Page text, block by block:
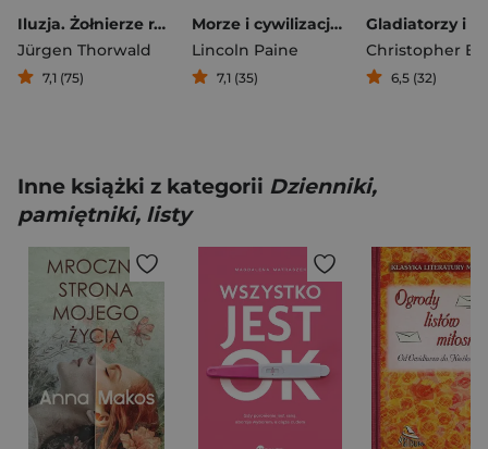
Iluzja. Żołnierze radzieccy w armii Hitlera
Jürgen Thorwald
7,1 (75)
Morze i cywilizacja Morskie dzieje świata
Lincoln Paine
7,1 (35) 6,5 (32)
Inne książki z kategorii Dzienniki,
pamiętniki, listy